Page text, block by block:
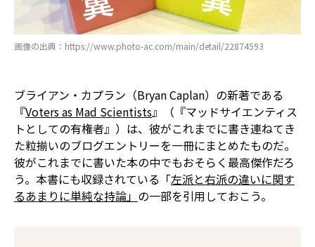
画像の出典：https://www.photo-ac.com/main/detail/22874593
ブライアン・カプラン（Bryan Caplan）の新著である
『Voters as Mad Scientists』（『マッドサイエンティス
トとしての有権者』）は、彼がこれまでに書き連ねてき
た粒揃いのブログエントリーを一冊にまとめたものだ。
彼がこれまでに書いた本の中でもおそらく最高傑作だろ
う。本書にも収録されている「左派と右派の違いに関す
るあまりに単純な持論」 の一部を引用しておこう。